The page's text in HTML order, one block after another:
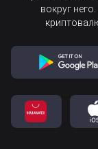
вокруг